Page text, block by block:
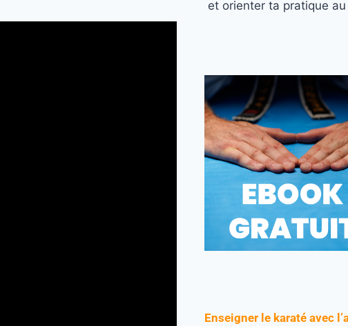
et orienter ta pratique
Enseigner le karaté avec